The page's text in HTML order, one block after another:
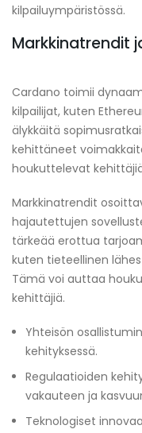
kilpailuympäristössä.
Markkinatrendit
Cardano toimii
kilpailijat, kuten
älykkäitä
kehittäneet
houkuttelevat
Markkinatrendit
hajautettujen
tärkeää erottua
kuten tieteellinen
Tämä voi auttaa
kehittäjiä.
Yhteisön
kehityksessä.
Regulaatioiden
vakauteen ja
Teknologiset